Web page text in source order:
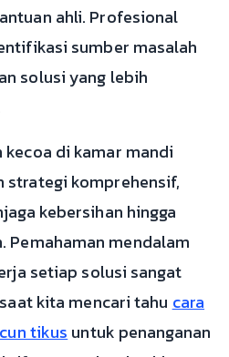
ahli. Profesional
sumber masalah
solusi yang lebih
kecoa di kamar mandi
strategi komprehensif,
kebersihan hingga
Pemahaman mendalam
setiap solusi sangat
kita mencari tahu cara
tikus untuk penanganan